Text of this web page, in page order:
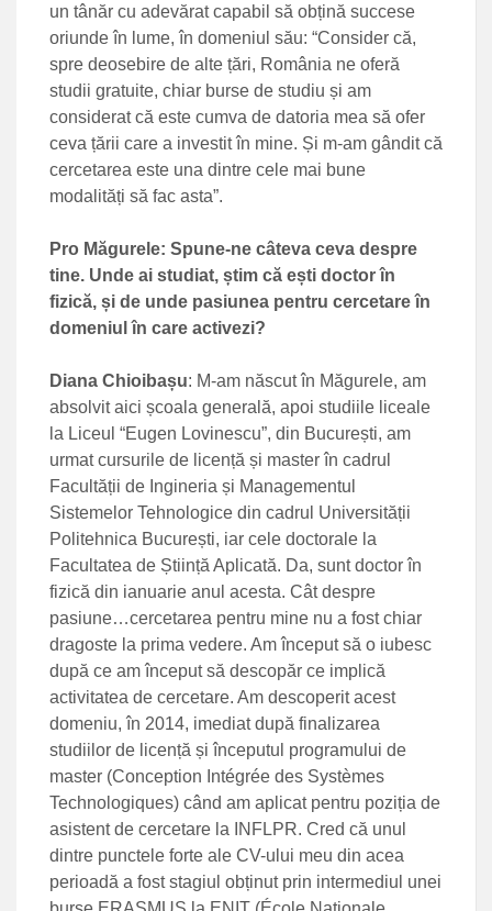
un tânăr cu adevărat capabil să obțină succese
oriunde în lume, în domeniul său: “Consider că,
spre deosebire de alte țări, România ne oferă
studii gratuite, chiar burse de studiu și am
considerat că este cumva de datoria mea să ofer
ceva țării care a investit în mine. Și m-am gândit că
cercetarea este una dintre cele mai bune
modalități să fac asta”.
Pro Măgurele: Spune-ne câteva ceva despre
tine. Unde ai studiat, știm că ești doctor în
fizică, și de unde pasiunea pentru cercetare în
domeniul în care activezi?
Diana Chioibașu: M-am născut în Măgurele, am
absolvit aici școala generală, apoi studiile liceale
la Liceul “Eugen Lovinescu”, din București, am
urmat cursurile de licență și master în cadrul
Facultății de Ingineria și Managementul
Sistemelor Tehnologice din cadrul Universității
Politehnica București, iar cele doctorale la
Facultatea de Știință Aplicată. Da, sunt doctor în
fizică din ianuarie anul acesta. Cât despre
pasiune…cercetarea pentru mine nu a fost chiar
dragoste la prima vedere. Am început să o iubesc
după ce am început să descopăr ce implică
activitatea de cercetare. Am descoperit acest
domeniu, în 2014, imediat după finalizarea
studiilor de licență și începutul programului de
master (Conception Intégrée des Systèmes
Technologiques) când am aplicat pentru poziția de
asistent de cercetare la INFLPR. Cred că unul
dintre punctele forte ale CV-ului meu din acea
perioadă a fost stagiul obținut prin intermediul unei